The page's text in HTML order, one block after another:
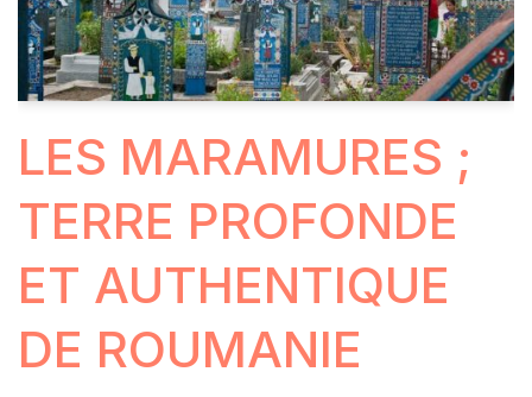
LES MARAMURES ;
TERRE PROFONDE
ET AUTHENTIQUE
DE ROUMANIE